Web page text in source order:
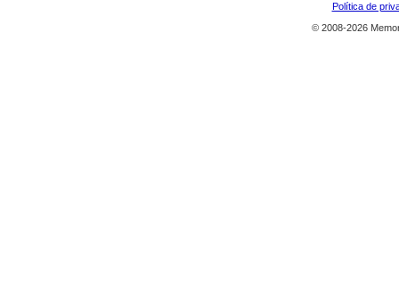
Política de
© 2008-2026